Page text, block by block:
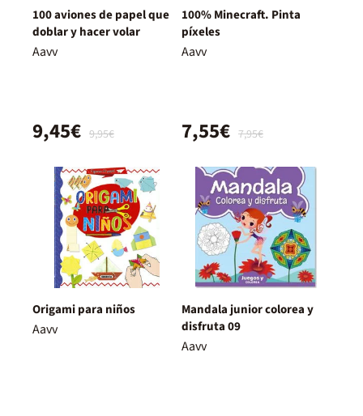
100 aviones de papel que
doblar y hacer volar
Aavv
9,95€
9,45€
100% Minecraft. Pinta
píxeles
Aavv
7,95€
7,55€
Origami para niños
Aavv
Mandala junior colorea y
disfruta 09
Aavv